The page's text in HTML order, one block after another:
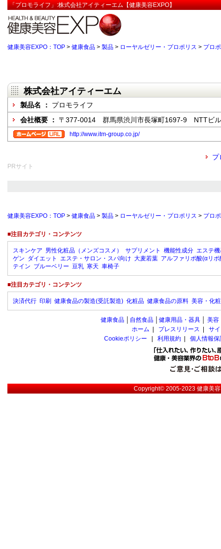
「プロモライフ」:株式会社アイティーエム【健康美容EXPO】
健康美容EXPO：TOP > 健康食品 > 製品 > ローヤルゼリー・プロポリス > プロ
株式会社アイティーエム
製品名 ： プロモライフ
会社概要 ： 〒377-0014 群馬県渋川市長塚町1697-9 NTTビ
http://www.itm-group.co.jp/
プ
PRサイト
健康美容EXPO：TOP > 健康食品 > 製品 > ローヤルゼリー・プロポリス > プロ
■注目カテゴリ・コンテンツ
スキンケア 男性化粧品（メンズコスメ） サプリメント 機能性成分 エステ
ゲン ダイエット エステ・サロン・スパ向け 大麦若葉 アルファリポ酸(αリポ
テイン ブルーベリー 豆乳 寒天 車椅子
■注目カテゴリ・コンテンツ
決済代行 印刷 健康食品の製造(受託製造) 化粧品 健康食品の原料 美容・化
健康食品 自然食品 健康用品・器具 美容
ホーム
プレスリリース
サ
Cookieポリシー
利用規約 個人情報
Copyright© 2005-2023健康美